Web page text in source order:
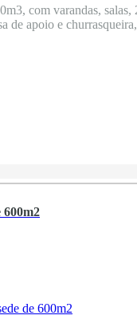
com varandas, salas,
de apoio e churrasqueira,
600m2